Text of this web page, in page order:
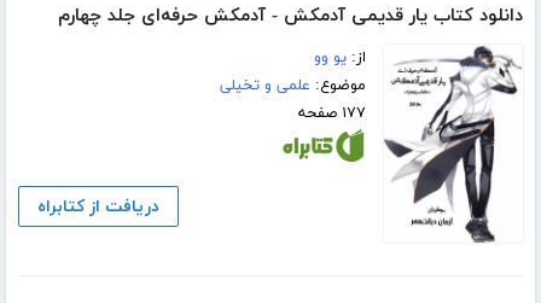
دانلود کتاب یار قدیمی آدمکش - آدمکش حرفه‌ای جلد چهارم
از:یو وو
موضوع: علمی و تخیلی
۱۷۷ صفحه
دریافت از کتابراه